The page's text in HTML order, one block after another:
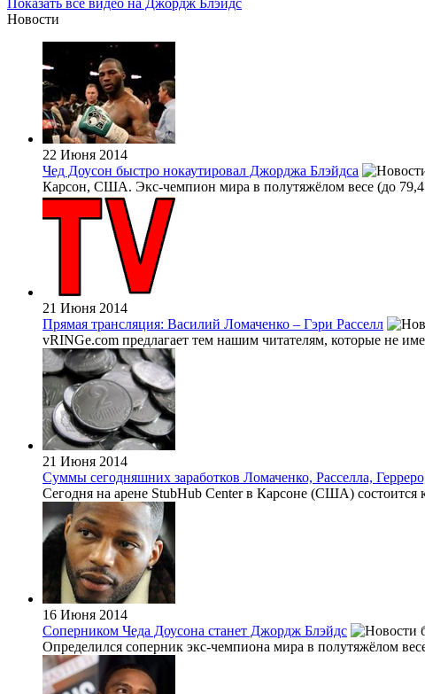
Новости
22 Июня 2014
Чед Доусон быстро нокаутировал Джорджа Блэйдса
Карсон, США. Экс-чемпион мира в полутяжёлом весе (до
21 Июня 2014
Прямая трансляция: Василий Ломаченко – Гэри Расселл
vRINGe.com предлагает тем нашим читателям, которые не
21 Июня 2014
Суммы сегодняшних заработков Ломаченко, Расселла,
Сегодня на арене StubHub Center в Карсоне (США)
16 Июня 2014
Соперником Чеда Доусона станет Джордж Блэйдс
Определился соперник экс-чемпиона мира в полутяжёлом